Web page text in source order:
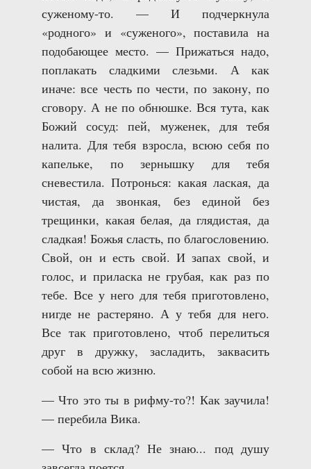
суженому-то. — И подчеркнула
«родного» и «суженого», поставила на
подобающее место. — Прижаться надо,
поплакать сладкими слезьми. А как
иначе: все честь по чести, по закону, по
сговору. А не по обнюшке. Вся тута, как
Божий сосуд: пей, муженек, для тебя
налита. Для тебя взросла, всюю себя по
капельке, по зернышку для тебя
сневестила. Потронься: какая лаская, да
чистая, да звонкая, без единой без
трещинки, какая белая, да глядистая, да
сладкая! Божья сласть, по благословению.
Свой, он и есть свой. И запах свой, и
голос, и приласка не грубая, как раз по
тебе. Все у него для тебя приготовлено,
нигде не растеряно. А у тебя для него.
Все так приготовлено, чтоб перелиться
друг в дружку, засладить, заквасить
собой на всю жизню.
— Что это ты в рифму-то?! Как заучила!
— перебила Вика.
— Что в склад? Не знаю... под душу